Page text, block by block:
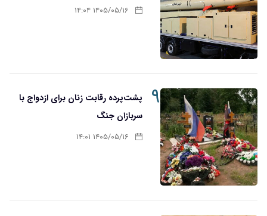
۱۴۰۵/۰۵/۱۶ ۱۴:۰۴
۹
پشت‌پرده رقابت زنان برای ازدواج با
سربازان جنگ
۱۴۰۵/۰۵/۱۶ ۱۴:۰۱